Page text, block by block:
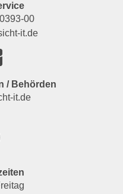
00
it.de
/ Behörden
it.de